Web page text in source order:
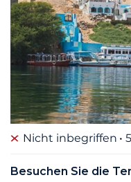
Nicht inbegriffen
Besuchen Sie die